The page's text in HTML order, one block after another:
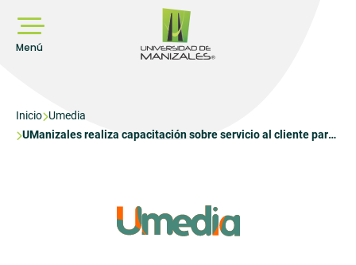
contenido
principal
Menú
Sobrescribir
enlaces
Inicio Umedia
UManizales realiza capacitación sobre servicio al cliente para